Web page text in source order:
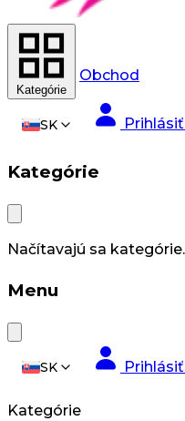
Kategórie
Obchod
SK
Kategórie
Načítavajú sa
Menu
SK
Kategórie